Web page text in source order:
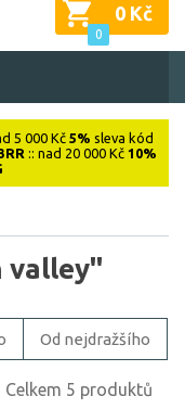
0
0 Kč
5 000 Kč 5% sleva kód
:: nad 20 000 Kč 10%
valley"
Od nejdražšího
Celkem 5 produktů